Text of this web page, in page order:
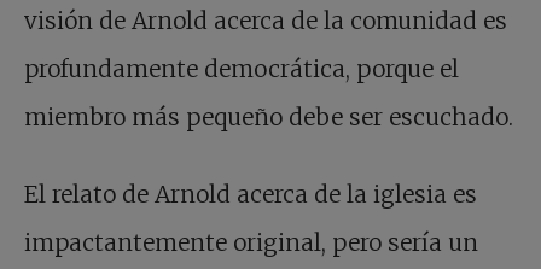
visión de Arnold acerca de la comunidad es
profundamente democrática, porque el
miembro más pequeño debe ser escuchado.
El relato de Arnold acerca de la iglesia es
impactantemente original, pero sería un